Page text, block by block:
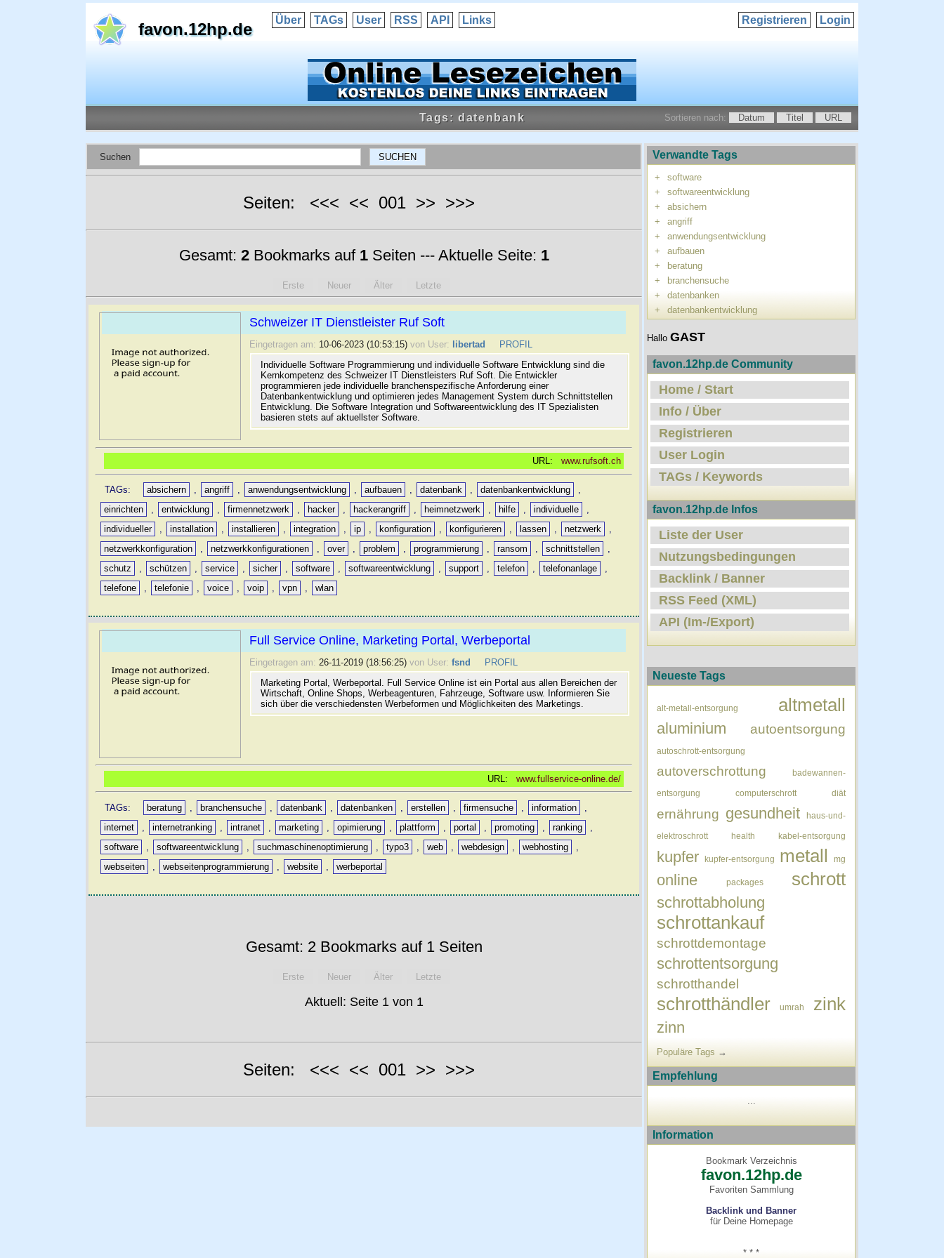
favon.12hp.de Über TAGs User RSS API Links Login
Registrieren
Tags: datenbank Sortieren nach: Datum Titel URL
Suchen
Seiten: <<< << 001 >> >>>
Gesamt: 2Bookmarks auf 1Seiten --- Aktuelle Seite: 1
Erste Neuer Älter Letzte
Schweizer IT Dienstleister Ruf Soft
Eingetragen am: 10-06-2023 (10:53:15) von User: libertad
PROFIL
Individuelle Software Programmierung und individuelle Software Entwicklung sind die
Kernkompetenz des Schweizer IT Dienstleisters Ruf Soft. Die Entwickler
programmieren jede individuelle branchenspezifische Anforderung einer
Datenbankentwicklung und optimieren jedes Management System durch Schnittstellen
Entwicklung. Die Software Integration und Softwareentwicklung des IT Spezialisten
basieren stets auf aktuellster Software.
URL: www.rufsoft.ch
TAGs: absichern , angriff , anwendungsentwicklung , aufbauen , datenbank , datenbankentwicklung
,
einrichten
, entwicklung , firmennetzwerk , hacker , hackerangriff , heimnetzwerk , hilfe , individuelle
,
individueller
, installation , installieren , integration , ip , konfiguration , konfigurieren , lassen , netzwerk
,
netzwerkkonfiguration
, netzwerkkonfigurationen , over , problem , programmierung , ransom , schnittstellen
,
schutz
, schützen , service , sicher , software , softwareentwicklung , support , telefon , telefonanlage
,
telefone
, telefonie , voice , voip , vpn , wlan
Full Service Online, Marketing Portal, Werbeportal
Eingetragen am: 26-11-2019 (18:56:25) von User: fsnd
PROFIL
Marketing Portal, Werbeportal. Full Service Online ist ein Portal aus allen Bereichen der
Wirtschaft, Online Shops, Werbeagenturen, Fahrzeuge, Software usw. Informieren Sie
sich über die verschiedensten Werbeformen und Möglichkeiten des Marketings.
URL: www.fullservice-online.de/
TAGs: beratung , branchensuche , datenbank , datenbanken , erstellen , firmensuche , information
,
internet
, internetranking , intranet , marketing , opimierung , plattform , portal , promoting , ranking
,
software
, softwareentwicklung , suchmaschinenoptimierung , typo3 , web , webdesign , webhosting
,
webseiten
, webseitenprogrammierung , website , werbeportal
Gesamt: 2 Bookmarks auf 1 Seiten
Erste Neuer Älter Letzte
Aktuell: Seite 1 von 1
Seiten: <<< << 001 >> >>>
Verwandte Tags
+
software
+
softwareentwicklung
+
absichern
+
angriff
+
anwendungsentwicklung
+
aufbauen
+
beratung
+
branchensuche
+
datenbanken
+
datenbankentwicklung
Hallo GAST
favon.12hp.de Community
Home / Start
Info / Über
Registrieren
User Login
TAGs / Keywords
favon.12hp.de Infos
Liste der User
Nutzungsbedingungen
Backlink / Banner
RSS Feed (XML)
API (Im-/Export)
Neueste Tags
alt-metall-entsorgung altmetall
aluminium autoentsorgung
autoschrott-entsorgung
autoverschrottung badewannen-
entsorgung computerschrott diät
ernährung gesundheit haus-und-
elektroschrott health kabel-entsorgung
kupfer kupfer-entsorgung metall mg
online packages schrott
schrottabholung
schrottankauf
schrottdemontage
schrottentsorgung
schrotthandel
schrotthändler umrah zink
zinn
Populäre Tags →
Empfehlung
Information
Bookmark Verzeichnis
favon.12hp.de
Favoriten Sammlung
Backlink und Banner
für Deine Homepage
* * *